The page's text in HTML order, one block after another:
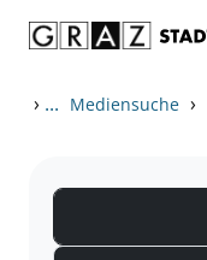
› ... Mediensuche ›